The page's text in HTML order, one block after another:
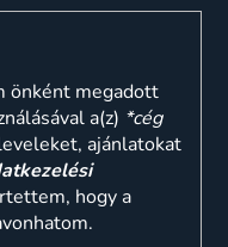
önként megadott
a(z) *cég
ajánlatokat
hogy a